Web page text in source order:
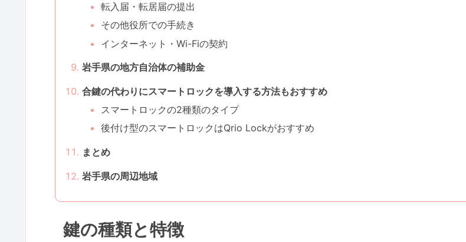
転入届・転居届の提出
その他役所での手続き
インターネット・Wi-Fiの契約
岩手県の地方自治体の補助金
合鍵の代わりにスマートロックを導入する方法もおすすめ
スマートロックの2種類のタイプ
後付け型のスマートロックはQrio Lockがおすすめ
まとめ
岩手県の周辺地域
鍵の種類と特徴